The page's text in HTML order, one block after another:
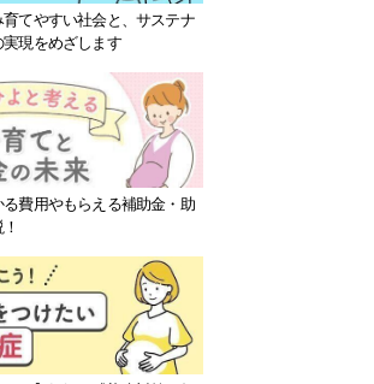
てやすい社会と、サステナ
現をめざします
費用やもらえる補助金・助